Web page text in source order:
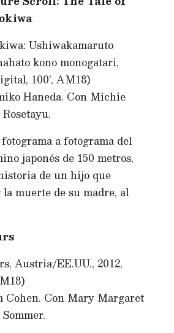
Ushiwakamaruto
kono monogatari,
100’, AM18)
Haneda. Con Michie
a fotograma del
japonés de 150 metros,
de un hijo que
muerte de su madre, al
Austria/EE.UU., 2012,
Cohen. Con Mary Margaret